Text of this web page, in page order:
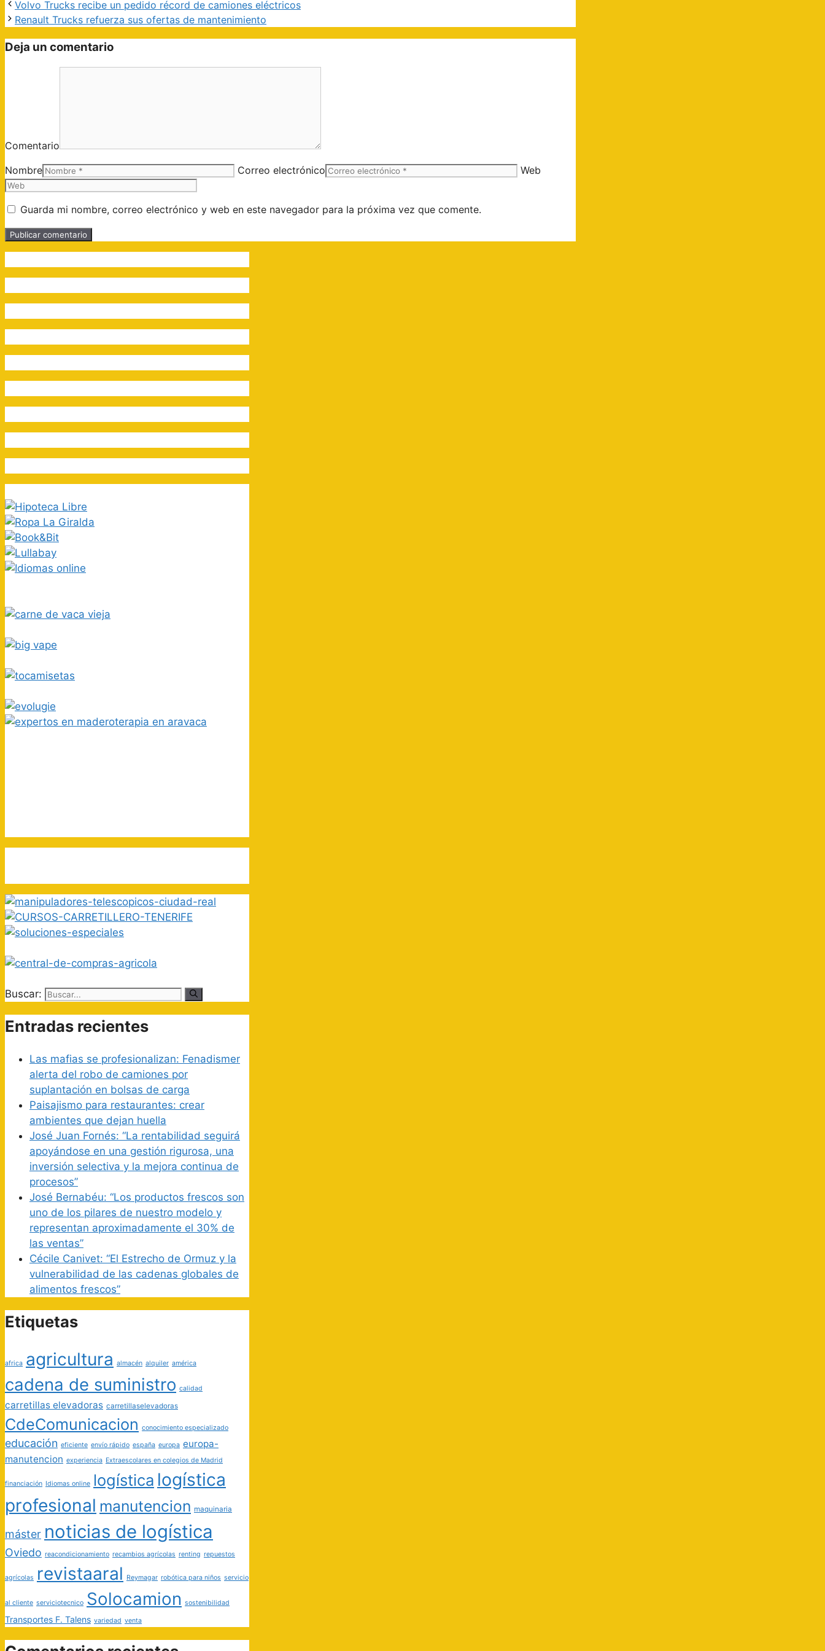
Volvo Trucks recibe un pedido récord de camiones eléctricos
Renault Trucks refuerza sus ofertas de mantenimiento
Deja un comentario
Comentario
Nombre
Correo electrónico Web
Guarda mi nombre, correo electrónico y web en este navegador para la próxima vez que comente.
Buscar:
Entradas recientes
Las mafias se profesionalizan: Fenadismer
alerta del robo de camiones por
suplantación en bolsas de carga
Paisajismo para restaurantes: crear
ambientes que dejan huella
José Juan Fornés: “La rentabilidad seguirá
apoyándose en una gestión rigurosa, una
inversión selectiva y la mejora continua de
procesos”
José Bernabéu: “Los productos frescos son
uno de los pilares de nuestro modelo y
representan aproximadamente el 30% de
las ventas”
Cécile Canivet: “El Estrecho de Ormuz y la
vulnerabilidad de las cadenas globales de
alimentos frescos”
Etiquetas
africa agricultura almacén alquiler américa
cadena de suministro calidad
carretillas elevadoras carretillaselevadoras
CdeComunicacion conocimiento especializado
educación eficiente envío rápido españa europa europa-
manutencion experiencia Extraescolares en colegios de Madrid
financiación Idiomas online logística logística
profesional manutencion maquinaria
máster noticias de logística
Oviedo reacondicionamiento recambios agrícolas renting repuestos
agrícolas revistaaral Reymagar robótica para niños servicio
al cliente serviciotecnico Solocamion sostenibilidad
Transportes F. Talens variedad venta